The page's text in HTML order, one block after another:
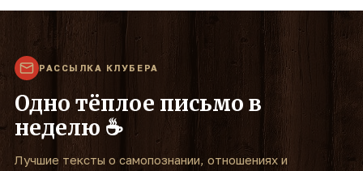
РАССЫЛКА КЛУБЕРА
Одно тёплое письмо в
неделю ☕
Лучшие тексты о самопознании, отношениях и